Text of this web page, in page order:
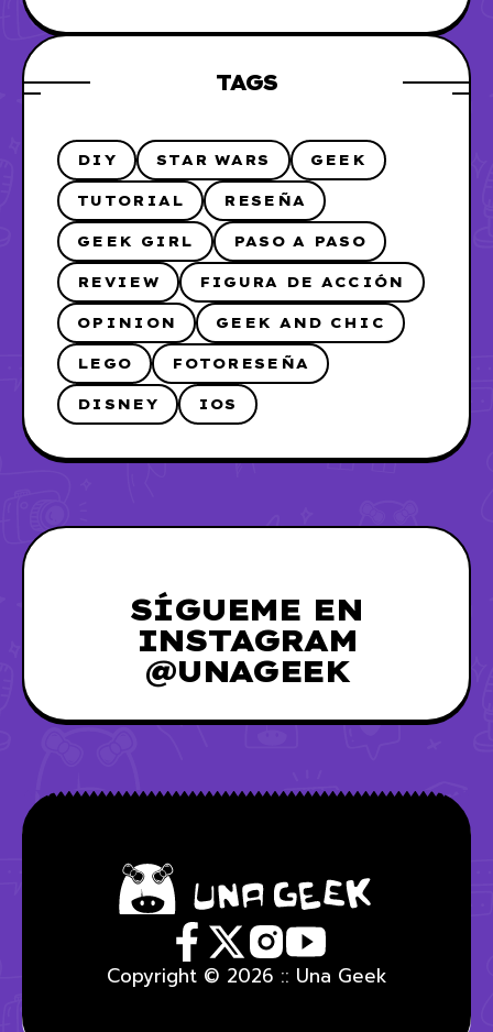
TAGS
DIY STAR WARS GEEK
TUTORIAL RESEÑA
GEEK GIRL PASO A PASO
REVIEW FIGURA DE ACCIÓN
OPINION GEEK AND CHIC
LEGO FOTORESEÑA
DISNEY IOS
SÍGUEME EN
INSTAGRAM
@UNAGEEK
Copyright © 2026 :: Una Geek